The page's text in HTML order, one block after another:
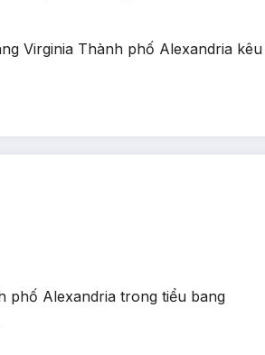
Virginia Thành phố Alexandria kêu
phố Alexandria trong tiểu bang